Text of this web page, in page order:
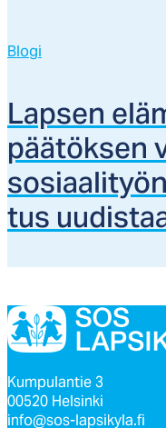
Blogi
Lap­sen
pää­tök­sen
tus
Kumpulantie 3
00520 Helsinki
info@sos-lapsikyla.fi